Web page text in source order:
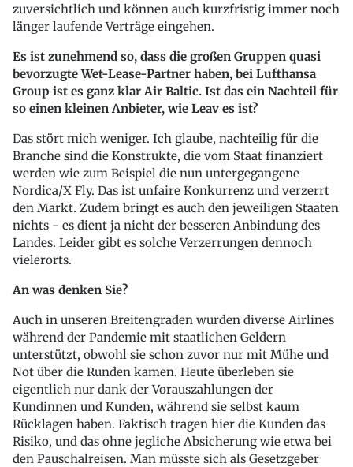
zuversichtlich und können auch kurzfristig immer noch
länger laufende Verträge eingehen.
Es ist zunehmend so, dass die großen Gruppen quasi
bevorzugte Wet-Lease-Partner haben, bei Lufthansa
Group ist es ganz klar Air Baltic. Ist das ein Nachteil für
so einen kleinen Anbieter, wie Leav es ist?
Das stört mich weniger. Ich glaube, nachteilig für die
Branche sind die Konstrukte, die vom Staat finanziert
werden wie zum Beispiel die nun untergegangene
Nordica/X Fly. Das ist unfaire Konkurrenz und verzerrt
den Markt. Zudem bringt es auch den jeweiligen Staaten
nichts - es dient ja nicht der besseren Anbindung des
Landes. Leider gibt es solche Verzerrungen dennoch
vielerorts.
An was denken Sie?
Auch in unseren Breitengraden wurden diverse Airlines
während der Pandemie mit staatlichen Geldern
unterstützt, obwohl sie schon zuvor nur mit Mühe und
Not über die Runden kamen. Heute überleben sie
eigentlich nur dank der Vorauszahlungen der
Kundinnen und Kunden, während sie selbst kaum
Rücklagen haben. Faktisch tragen hier die Kunden das
Risiko, und das ohne jegliche Absicherung wie etwa bei
den Pauschalreisen. Man müsste sich als Gesetzgeber